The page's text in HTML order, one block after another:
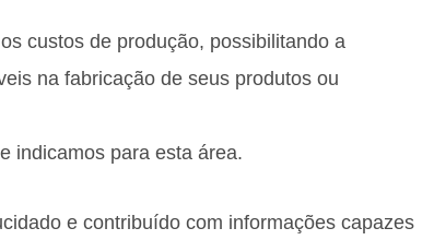
custos de produção, possibilitando a
na fabricação de seus produtos ou
indicamos para esta área.
e contribuído com informações capazes